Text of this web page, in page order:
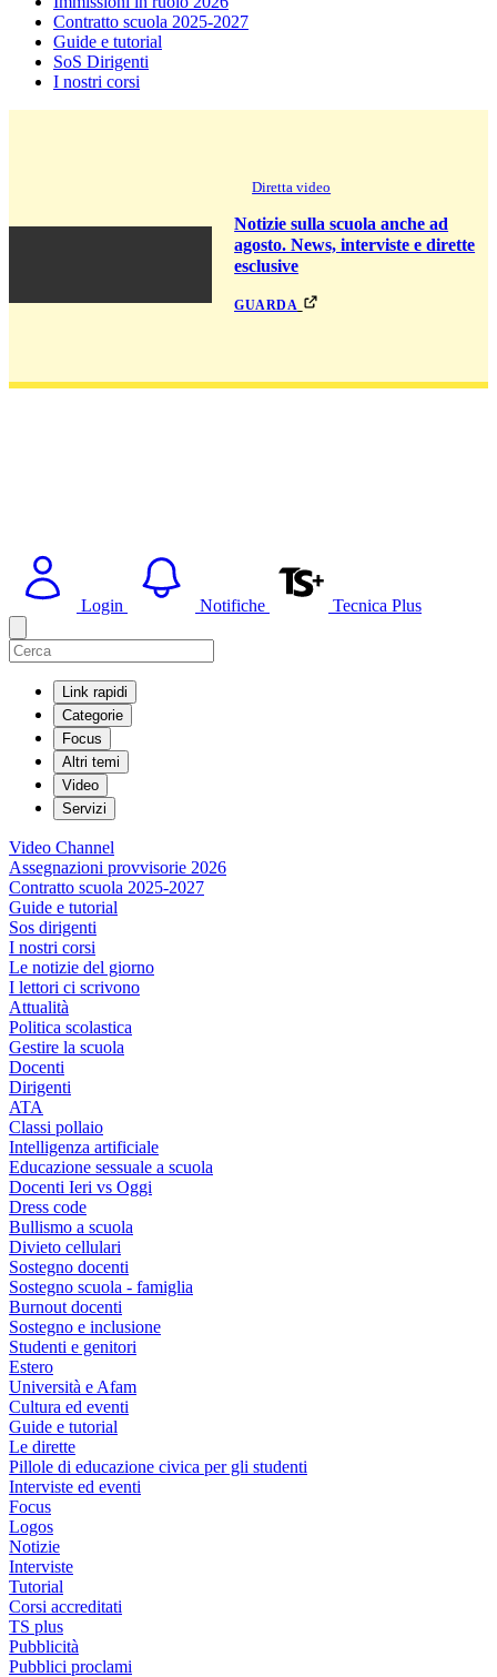
Contratto scuola 2025-2027
Guide e tutorial
SoS Dirigenti
I nostri corsi
Diretta video
Notizie sulla scuola anche ad
agosto. News, interviste e dirette
esclusive
guarda
Login Notifiche Tecnica Plus
Link rapidi
Categorie
Focus
Altri temi
Video
Servizi
Video Channel
Assegnazioni provvisorie 2026
Contratto scuola 2025-2027
Guide e tutorial
Sos dirigenti
I nostri corsi
Le notizie del giorno
I lettori ci scrivono
Attualità
Politica scolastica
Gestire la scuola
Docenti
Dirigenti
ATA
Classi pollaio
Intelligenza artificiale
Educazione sessuale a scuola
Docenti Ieri vs Oggi
Dress code
Bullismo a scuola
Divieto cellulari
Sostegno docenti
Sostegno scuola - famiglia
Burnout docenti
Sostegno e inclusione
Studenti e genitori
Estero
Università e Afam
Cultura ed eventi
Guide e tutorial
Le dirette
Pillole di educazione civica per gli studenti
Interviste ed eventi
Focus
Logos
Notizie
Interviste
Tutorial
Corsi accreditati
TS plus
Pubblicità
Pubblici proclami